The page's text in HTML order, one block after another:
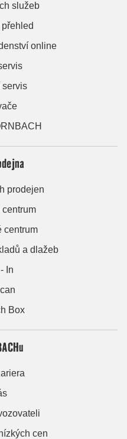
služeb
online
servis
prodejen
centrum
centrum
a dlažeb
In
Box
cen